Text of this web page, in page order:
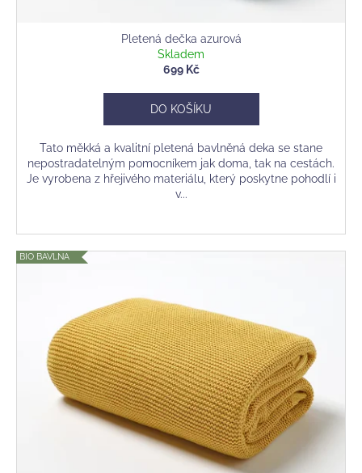
Pletená dečka azurová
Skladem
699 Kč
DO KOŠÍKU
Tato měkká a kvalitní pletená bavlněná deka se stane
nepostradatelným pomocníkem jak doma, tak na cestách.
Je vyrobena z hřejivého materiálu, který poskytne pohodlí i
v...
BIO BAVLNA